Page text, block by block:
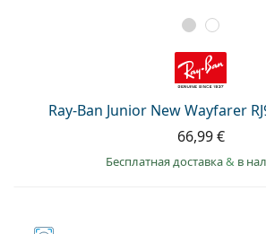
Ray-Ban Junior New Wayfarer
66,99 €
Бесплатная доставка& в